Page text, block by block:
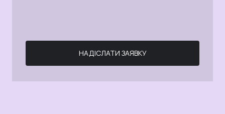
НАДІСЛАТИ ЗАЯВКУ